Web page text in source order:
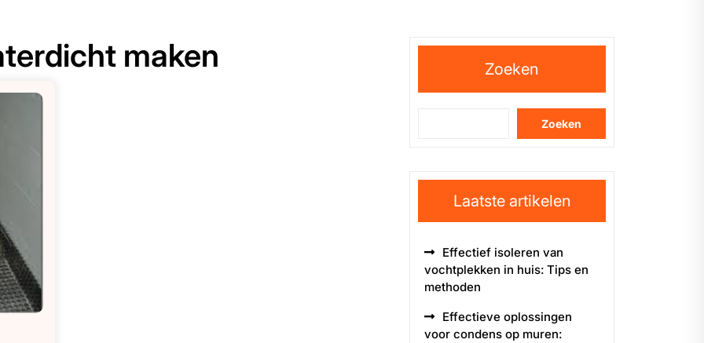
maken Zoeken
Zoeken
Laatste artikelen
Effectief isoleren van
vochtplekken in huis: Tips en
methoden
Effectieve oplossingen
voor condens op muren: